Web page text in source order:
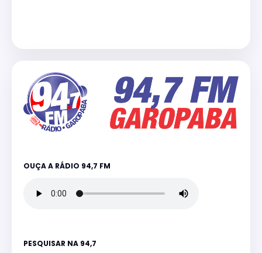
OUÇA A RÁDIO 94,7 FM
PESQUISAR NA 94,7